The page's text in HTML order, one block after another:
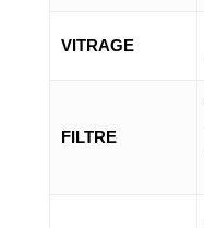
VITRAGE
FILTRE